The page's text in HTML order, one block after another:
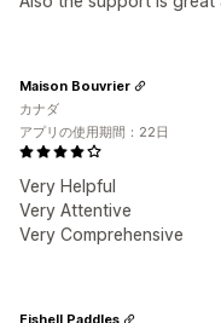
Very Helpful
Very Attentive
Very Comprehensive
Maison Bouvrier
カナダ
アプリの使用期間：22日
Fishell Paddles